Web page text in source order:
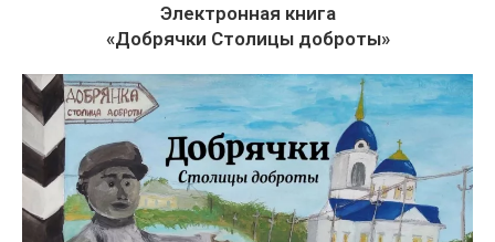
Электронная книга
«Добрячки Столицы доброты»